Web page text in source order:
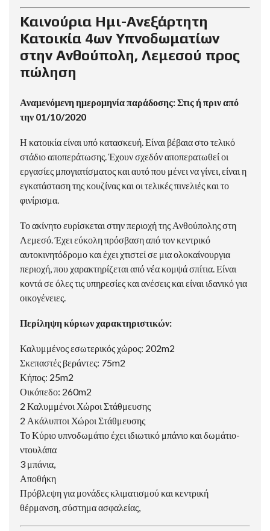
Καινούρια Ημι-Ανεξάρτητη
Κατοικία 4ων Υπνοδωματίων
στην Ανθούπολη, Λεμεσού προς
πώληση
Αναμενόμενη ημερομηνία παράδοσης: Στις ή πριν από
την 01/10/2020
Η κατοικία είναι υπό κατασκευή. Είναι βέβαια στο τελικό
στάδιο αποπεράτωσης. Έχουν σχεδόν αποπερατωθεί οι
εργασίες μπογιατίσματος και αυτό που μένει να γίνει, είναι η
εγκατάσταση της κουζίνας και οι τελικές πινελιές και το
φινίρισμα.
Το ακίνητο ευρίσκεται στην περιοχή της Ανθούπολης στη
Λεμεσό. Έχει εύκολη πρόσβαση από τον κεντρικό
αυτοκινητόδρομο και έχει χτιστεί σε μια ολοκαίνουργια
περιοχή, που χαρακτηρίζεται από νέα κομψά σπίτια. Είναι
κοντά σε όλες τις υπηρεσίες και ανέσεις και είναι ιδανικό για
οικογένειες.
Περίληψη κύριων χαρακτηριστικών:
Καλυμμένος εσωτερικός χώρος: 202m2
Σκεπαστές βεράντες: 75m2
Κήπος: 25m2
Οικόπεδο: 260m2
2 Καλυμμένοι Χώροι Στάθμευσης
2 Ακάλυπτοι Χώροι Στάθμευσης
Το Κύριο υπνοδωμάτιο έχει ιδιωτικό μπάνιο και δωμάτιο-
ντουλάπα
3 μπάνια,
Αποθήκη
Πρόβλεψη για μονάδες κλιματισμού και κεντρική
θέρμανση, σύστημα ασφαλείας,